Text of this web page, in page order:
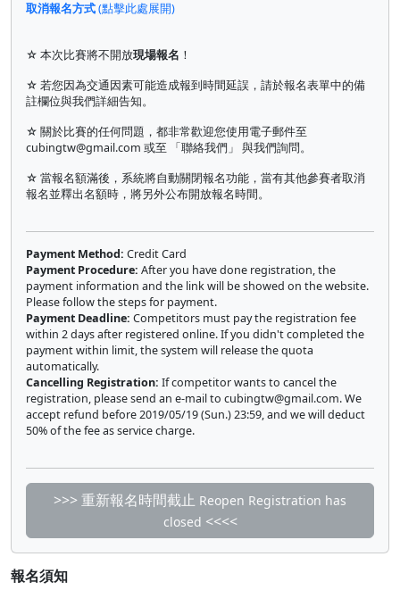
取消報名方式(點擊此處展開)
☆ 本次比賽將不開放現場報名 ！
☆ 若您因為交通因素可能造成報到時間延誤，請於報名表單中的備
註欄位與我們詳細告知。
☆ 關於比賽的任何問題，都非常歡迎您使用電子郵件至
cubingtw@gmail.com 或至 「聯絡我們」 與我們詢問。
☆ 當報名額滿後，系統將自動關閉報名功能，當有其他參賽者取消
報名並釋出名額時，將另外公布開放報名時間。
Payment Method: Credit Card
Payment Procedure: After you have done registration, the
payment information and the link will be showed on the website.
Please follow the steps for payment.
Payment Deadline: Competitors must pay the registration fee
within 2 days after registered online. If you didn't completed the
payment within limit, the system will release the quota
automatically.
Cancelling Registration: If competitor wants to cancel the
registration, please send an e-mail to cubingtw@gmail.com. We
accept refund before 2019/05/19 (Sun.) 23:59, and we will deduct
50% of the fee as service charge.
>>> 重新報名時間截止 Reopen Registration has
closed <<<<
報名須知